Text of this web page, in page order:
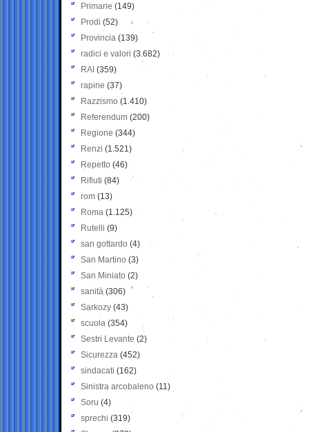
Primarie (149)
Prodi (52)
Provincia (139)
radici e valori (3.682)
RAI (359)
rapine (37)
Razzismo (1.410)
Referendum (200)
Regione (344)
Renzi (1.521)
Repetto (46)
Rifiuti (84)
rom (13)
Roma (1.125)
Rutelli (9)
san gottardo (4)
San Martino (3)
San Miniato (2)
sanità (306)
Sarkozy (43)
scuola (354)
Sestri Levante (2)
Sicurezza (452)
sindacati (162)
Sinistra arcobaleno (11)
Soru (4)
sprechi (319)